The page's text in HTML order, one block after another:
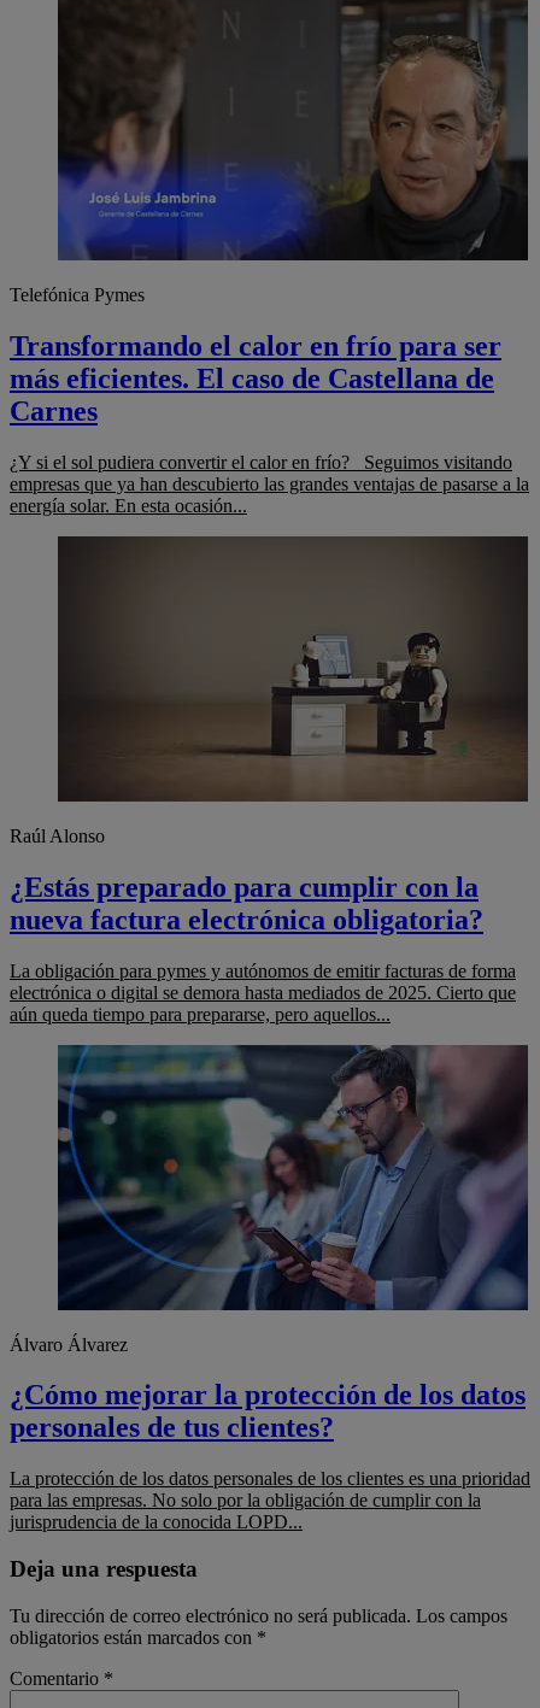
Telefónica Pymes
Transformando el calor en frío para ser
más eficientes. El caso de Castellana de
Carnes
¿Y si el sol pudiera convertir el calor en frío? Seguimos visitando
empresas que ya han descubierto las grandes ventajas de pasarse a la
energía solar. En esta ocasión...
Raúl Alonso
¿Estás preparado para cumplir con la
nueva factura electrónica obligatoria?
La obligación para pymes y autónomos de emitir facturas de forma
electrónica o digital se demora hasta mediados de 2025. Cierto que
aún queda tiempo para prepararse, pero aquellos...
Álvaro Álvarez
¿Cómo mejorar la protección de los datos
personales de tus clientes?
La protección de los datos personales de los clientes es una prioridad
para las empresas. No solo por la obligación de cumplir con la
jurisprudencia de la conocida LOPD...
Deja una respuesta
Tu dirección de correo electrónico no será publicada. Los campos
obligatorios están marcados con *
Comentario *